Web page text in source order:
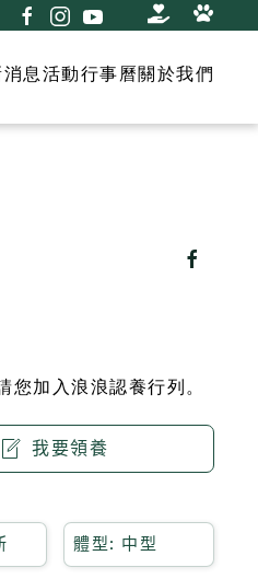
息活動行事曆關於我們
加入浪浪認養行列。
我要領養
體型: 中型